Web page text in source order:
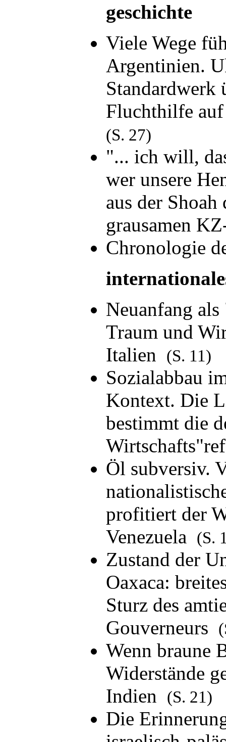
geschichte
Viele Wege
Argentinien.
Standardwerk
Fluchthilfe
(S. 27)
"... ich will,
wer unsere
aus der
grausamen
Chronologie
Neuanfang
Traum und
Italien
(S. 11)
Sozialabbau
Kontext. Die
bestimmt die
Öl subversiv.
profitiert der
Venezuela
(S.
Zustand der
Oaxaca:
Sturz des
Gouverneurs
Wenn braune
Widerstände
Indien
(S. 21)
Die